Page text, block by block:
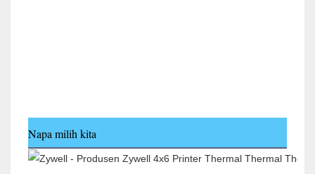
Napa milih kita